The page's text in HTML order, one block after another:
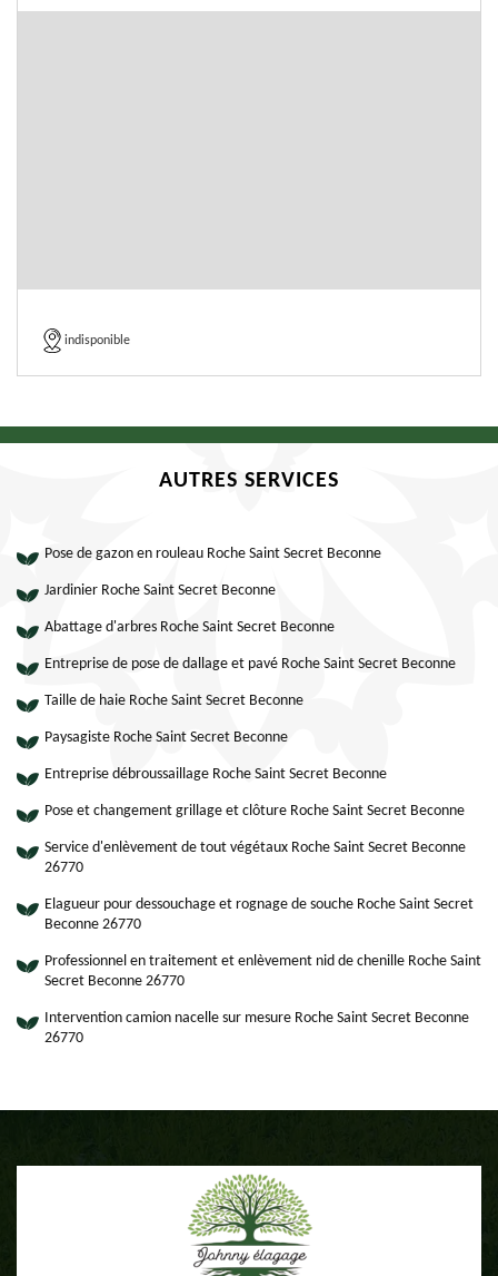
indisponible
AUTRES SERVICES
Pose de gazon en rouleau Roche Saint Secret Beconne
Jardinier Roche Saint Secret Beconne
Abattage d'arbres Roche Saint Secret Beconne
Entreprise de pose de dallage et pavé Roche Saint Secret Beconne
Taille de haie Roche Saint Secret Beconne
Paysagiste Roche Saint Secret Beconne
Entreprise débroussaillage Roche Saint Secret Beconne
Pose et changement grillage et clôture Roche Saint Secret Beconne
Service d'enlèvement de tout végétaux Roche Saint Secret Beconne
26770
Elagueur pour dessouchage et rognage de souche Roche Saint Secret
Beconne 26770
Professionnel en traitement et enlèvement nid de chenille Roche Saint
Secret Beconne 26770
Intervention camion nacelle sur mesure Roche Saint Secret Beconne
26770